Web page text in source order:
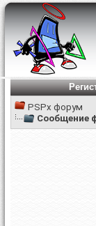
PSPx форум
Сообщение